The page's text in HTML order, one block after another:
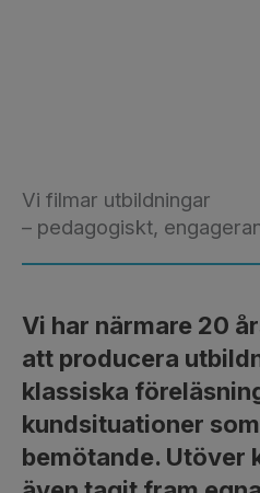
Vi filmar utbildningar
– pedagogiskt,
Vi har närmare 20
att producera
klassiska
kundsituationer
bemötande. Utöver